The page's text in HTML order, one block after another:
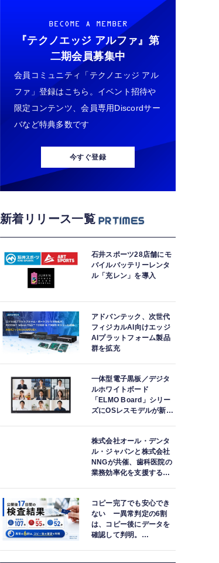
BECOME A MEMBER
『テクノエッジ アルファ』 第
二期会員募集中
会員コミュニティ「テクノエッジ アル
ファ」登録はこちら。イベント招待や
限定コンテンツ、会員専用Discordサー
バなど特典多数です
今すぐ登録
新着リリース一覧
石井スポーツ28店舗にモ
バイルバッテリーレンタ
ル「充レン」を導入
アドバンテック、次世代
フィジカルAI向けエッジ
AIプラットフォーム製品
群を拡充
一体型電子黒板／デジタ
ルホワイトボード
「ELMO Board」シリー
ズにOSレスモデルが新登
株式会社オール・デンタ
ル・ジャパンと株式会社
NNGが共催、歯科医院の
業務効率化を支援する院
紹介
コピー完了でも安心でき
ない ー異常判定の6割
は、コピー後にデータを
確認して判明。